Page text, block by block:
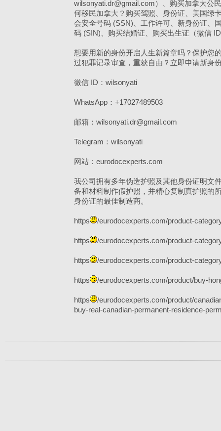
wilsonyati.dr@gmail.com）、购买加拿大公
何移民加拿大？购买驾照、身份证、美国绿
会安全号码 (SSN)、工作许可、新身份证、
码 (SIN)、购买结婚证、购买出生证（微信
想要用新的身份开启人生新篇章吗？保护您
过犯罪记录审查，重获自由？立即申请新身
微信 ID：wilsonyati
WhatsApp：+17027489503
邮箱：wilsonyati.dr@gmail.com
Telegram：wilsonyati
网站：eurodocexperts.com
我公司拥有多年伪造护照及其他身份证明文
备和材料制作假护照，并精心复制真护照的
身份证的最佳制造商。
https /eurodocexperts.com/product-
https /eurodocexperts.com/product-
https /eurodocexperts.com/product-
https /eurodocexperts.com/product/buy-
https
/eurodocexperts.com/product/
buy-real-canadian-permanent-residence-